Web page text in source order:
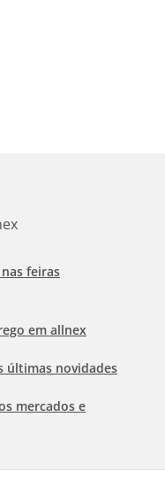
feiras
em allnex
últimas novidades
mercados e